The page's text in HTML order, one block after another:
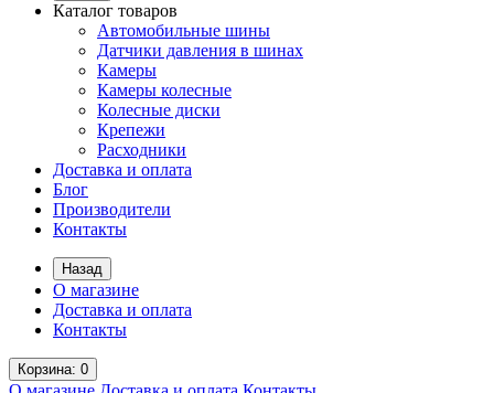
Каталог товаров
Автомобильные шины
Датчики давления в шинах
Камеры
Камеры колесные
Колесные диски
Крепежи
Расходники
Доставка и оплата
Блог
Производители
Контакты
Назад
О магазине
Доставка и оплата
Контакты
Корзина: 0